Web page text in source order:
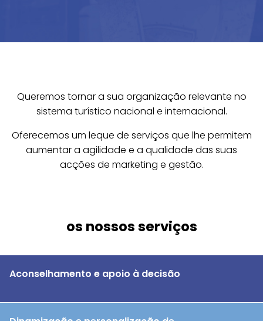
Queremos tornar a sua organização relevante no
sistema turístico nacional e internacional.
Oferecemos um leque de serviços que lhe permitem
aumentar a agilidade e a qualidade das suas
acções de marketing e gestão.
os nossos serviços
Aconselhamento e apoio à decisão